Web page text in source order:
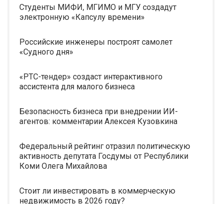
Студенты МИФИ, МГИМО и МГУ создадут
электронную «Капсулу времени»
Российские инженеры построят самолет
«Судного дня»
«РТС-тендер» создаст интерактивного
ассистента для малого бизнеса
Безопасность бизнеса при внедрении ИИ-
агентов: комментарии Алексея Кузовкина
Федеральный рейтинг отразил политическую
активность депутата Госдумы от Республики
Коми Олега Михайлова
Стоит ли инвестировать в коммерческую
недвижимость в 2026 году?